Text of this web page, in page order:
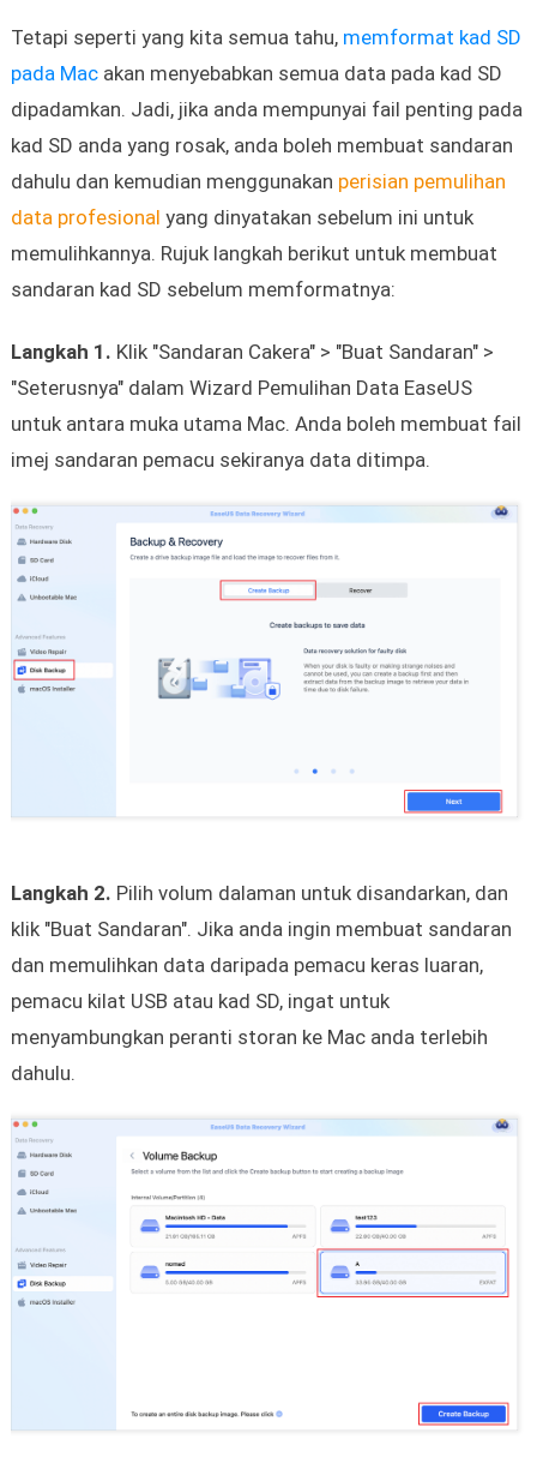
Tetapi seperti yang kita semua tahu, memformat kad SD
pada Macakan menyebabkan semua data pada kad SD
dipadamkan. Jadi, jika anda mempunyai fail penting pada
kad SD anda yang rosak, anda boleh membuat sandaran
dahulu dan kemudian menggunakan perisian pemulihan
data profesional yang dinyatakan sebelum ini untuk
memulihkannya. Rujuk langkah berikut untuk membuat
sandaran kad SD sebelum memformatnya:
Langkah 1. Klik "Sandaran Cakera" > "Buat Sandaran" >
"Seterusnya" dalam Wizard Pemulihan Data EaseUS
untuk antara muka utama Mac. Anda boleh membuat fail
imej sandaran pemacu sekiranya data ditimpa.
Langkah 2. Pilih volum dalaman untuk disandarkan, dan
klik "Buat Sandaran". Jika anda ingin membuat sandaran
dan memulihkan data daripada pemacu keras luaran,
pemacu kilat USB atau kad SD, ingat untuk
menyambungkan peranti storan ke Mac anda terlebih
dahulu.